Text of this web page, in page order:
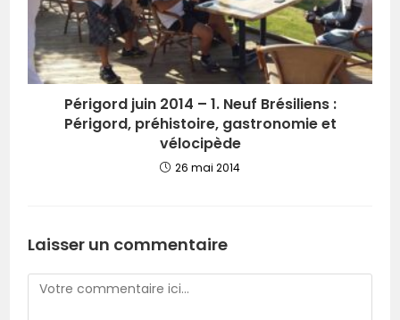
Périgord juin 2014 – 1. Neuf Brésiliens :
Périgord, préhistoire, gastronomie et
vélocipède
26 mai 2014
Laisser un commentaire